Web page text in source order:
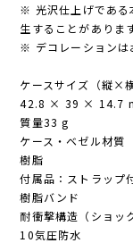
※ 光沢仕上げである
生することがあります
※ デコレーションは
ケースサイズ（縦×
42.8 × 39 × 14.7
質量33 g
ケース・ベゼル材質
樹脂
付属品：ストラップ
樹脂バンド
耐衝撃構造（ショッ
10気圧防水